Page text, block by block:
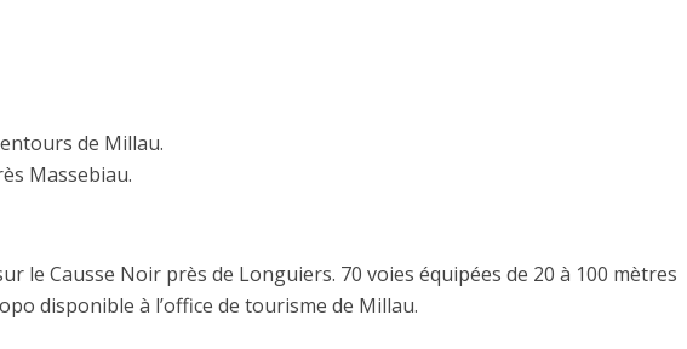
de Millau.
Massebiau.
le Causse Noir près de Longuiers. 70 voies équipées de 20 à 100 mètres
disponible à l’office de tourisme de Millau.